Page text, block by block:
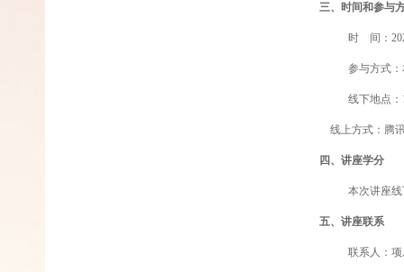
三、时间和参与
时 间：
参与方式
线下地点：
线上方式： 腾
四、讲座学分
本次讲座
五、讲座联系
联系人：